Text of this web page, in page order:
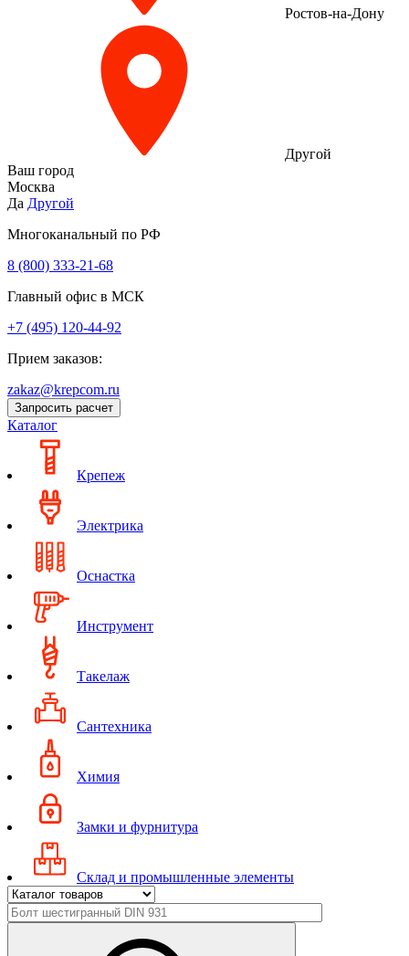
Ростов-на-Дону
Другой
Ваш город
Москва
Да Другой
Многоканальный по РФ
8 (800) 333‑21-68
Главный офис в МСК
+7 (495) 120-44-92
Прием заказов:
zakaz@krepcom.ru
Запросить расчет
Каталог
Крепеж
Электрика
Оснастка
Инструмент
Такелаж
Сантехника
Химия
Замки и фурнитура
Склад и промышленные элементы